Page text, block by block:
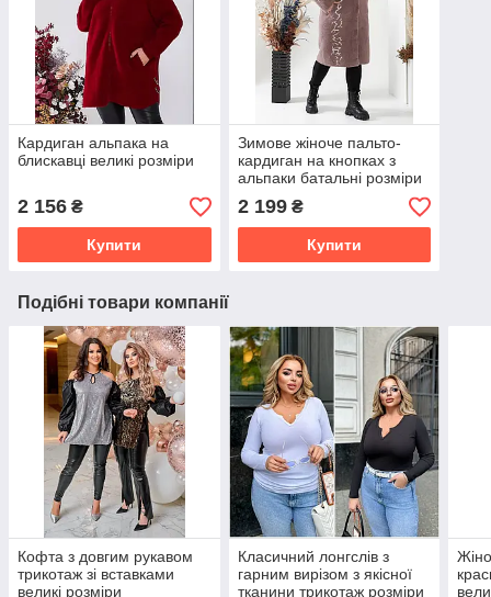
Кардиган альпака на
блискавці великі розміри
2 156 ₴
Купити
Зимове жіноче пальто-
кардиган на кнопках з
альпаки батальні розміри
2 199₴
Купити
Подібні товари компанії
Кофта з довгим рукавом
трикотаж зі вставками
великі розміри
Класичний лонгслів з
гарним вирізом з якісної
тканини трикотаж розміри